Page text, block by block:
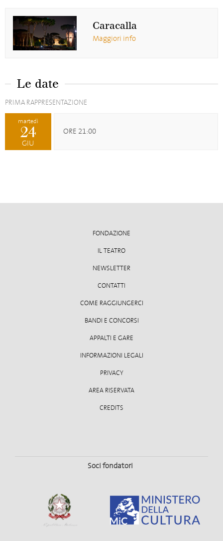
Caracalla
Maggiori info
Le date
PRIMA RAPPRESENTAZIONE
martedì
24
GIU
ORE 21:00
FONDAZIONE
IL TEATRO
NEWSLETTER
CONTATTI
COME RAGGIUNGERCI
BANDI E CONCORSI
APPALTI E GARE
INFORMAZIONI LEGALI
PRIVACY
AREA RISERVATA
CREDITS
Soci fondatori